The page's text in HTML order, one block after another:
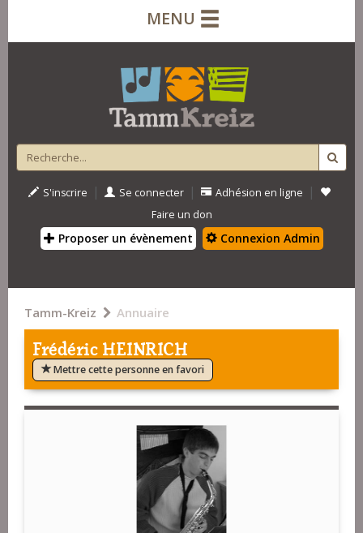
MENU
S'inscrire | Se connecter | Adhésion en ligne |
Faire un don
Proposer un évènement Connexion Admin
Tamm-Kreiz Annuaire
Frédéric HEINRICH
Mettre cette personne en favori